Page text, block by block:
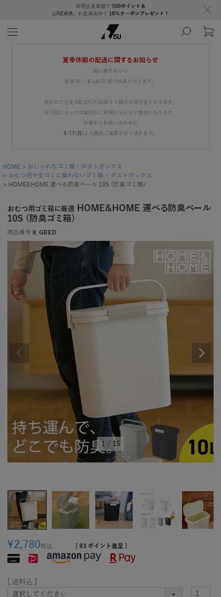
新規会員登録で 500ポイント＆
LINE連携、お友達追加で 10％クーポンプレゼント！
夏季休暇の配送に関するお知らせ
誠に勝手ながら
8/9(日) - 8/16(日)まで休業となります。
現在のご注文は8/17(月)以降より順次出荷予定となります。
※日程によっては配送日ご希望に沿えない場合があります。
休業中のお問い合わせは
8/17(月) より順次ご返答させて頂きます。
HOME
おしゃれなゴミ箱・ダストボックス
おむつ用や生ゴミに臭わないゴミ箱 ・ダストボックス
HOME&HOME 運べる防臭ペール 10S (防臭ゴミ箱)
おむつ用ゴミ箱に最適
HOME&HOME 運べる防臭ペール
10S (防臭ゴミ箱)
商品番号 8_GBED
1 / 15
¥2,780税込 83 ポイント進呈 ]
送料込